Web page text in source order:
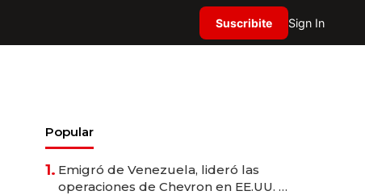
Suscribite Sign In
Popular
1. Emigró de Venezuela, lideró las
operaciones de Chevron en EE.UU. y